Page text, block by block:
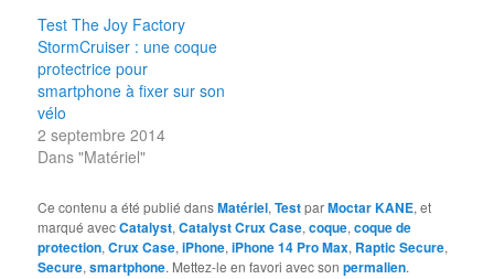
Test The Joy Factory
StormCruiser : une coque
protectrice pour
smartphone à fixer sur son
vélo
2 septembre 2014
Dans "Matériel"
Ce contenu a été publié dansMatériel,TestparMoctar KANE, et
marqué avecCatalyst,Catalyst Crux Case,coque,coque de
protection,Crux Case,iPhone,iPhone 14 Pro Max, Raptic Secure,
Secure,smartphone. Mettez-le en favori avec sonpermalien.